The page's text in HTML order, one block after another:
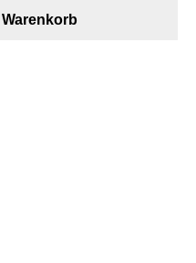
benutze die Schaltflächen um
Warenkorb